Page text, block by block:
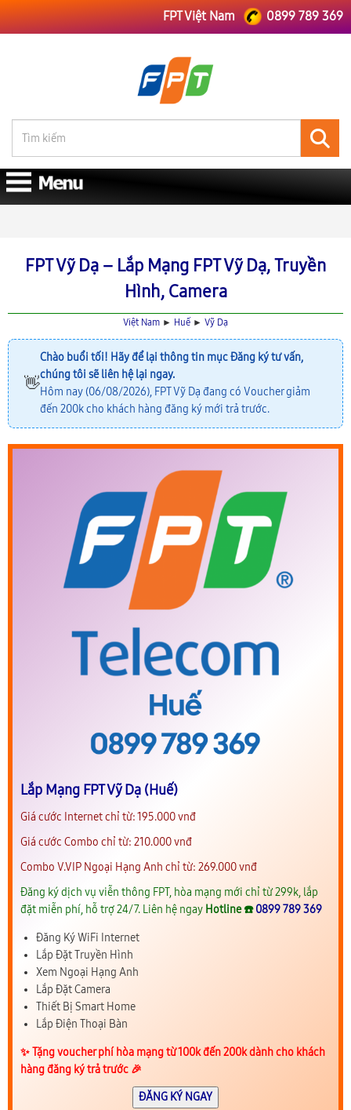
FPT Việt Nam 0899 789 369
FPT Vỹ Dạ – Lắp Mạng FPT Vỹ Dạ, Truyền
Hình, Camera
Việt Nam ► Huế ► Vỹ Dạ
👋
Chào buổi tối! Hãy để lại thông tin mụcĐăng ký tư vấn,
chúng tôi sẽ liên hệ lại ngay.
Hôm nay (06/08/2026), FPT Vỹ Dạ đang có Voucher giảm
đến 200k cho khách hàng đăng ký mới trả trước.
Lắp Mạng FPT Vỹ Dạ (Huế)
Giá cước Internet chỉ từ: 195.000 vnđ
Giá cước Combo chỉ từ: 210.000 vnđ
Combo V.VIP Ngoại Hạng Anh chỉ từ: 269.000 vnđ
Đăng ký dịch vụ viễn thông FPT, hòa mạng mới chỉ từ 299k, lắp
đặt miễn phí, hỗ trợ 24/7. Liên hệ ngay Hotline ☎️0899 789 369
Đăng Ký WiFi Internet
Lắp Đặt Truyền Hình
Xem Ngoại Hạng Anh
Lắp Đặt Camera
Thiết Bị Smart Home
Lắp Điện Thoại Bàn
✨️ Tặng voucher phí hòa mạng từ 100k đến 200k dành cho khách
hàng đăng ký trả trước 🎉
ĐĂNG KÝ NGAY